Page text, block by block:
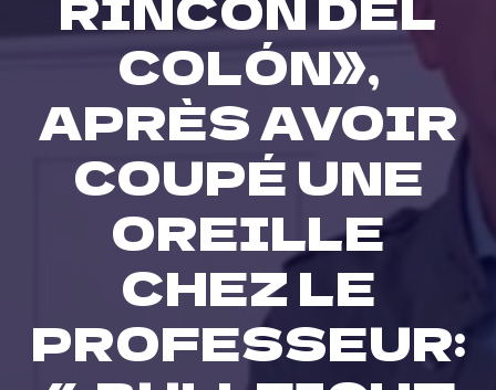
COLÓN»,
APRÈS AVOIR
COUPÉ UNE
OREILLE
CHEZ LE
PROFESSEUR: